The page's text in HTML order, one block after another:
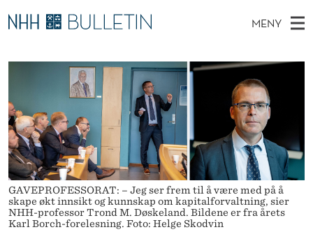
N
H
H
T
Y
R
K
E
MENY
O
E
D
M
E
N
Y
Ø
E
T
T
S
T
E
D
E
T
Stipendiater og nye forskerprofiler
Disputaser
Ekspertutvalg
Om Bulletin
GAVEPROFESSORAT: – Jeg ser frem til å være med på å
skape økt innsikt og kunnskap om kapitalforvaltning, sier
NHH-professor Trond M. Døskeland. Bildene er fra årets
Karl Borch-forelesning. Foto: Helge Skodvin